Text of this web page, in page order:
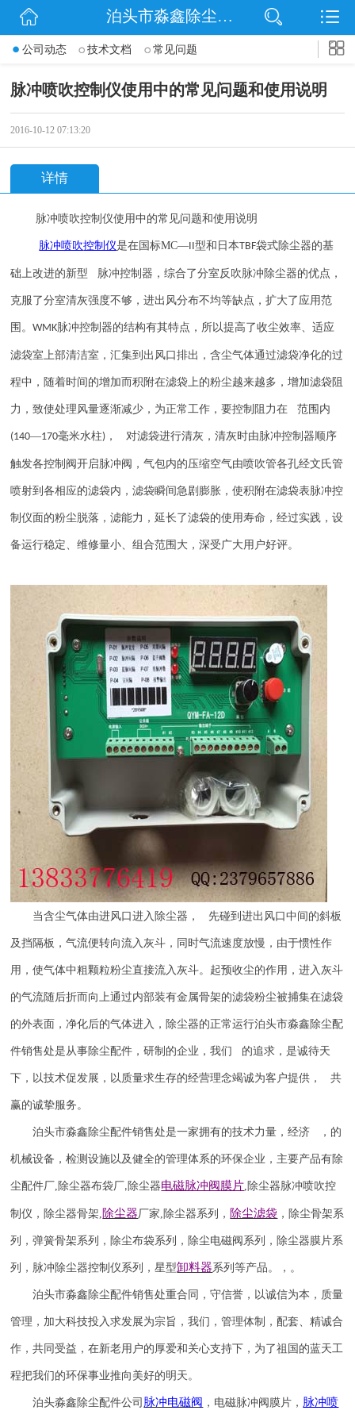
网站首页
公司动态
泊头市淼鑫除尘配件销售处
公司动态 技术文档 常见问题
脉冲喷吹控制仪使用中的常见问题和使用说明
2016-10-12 07:13:20
详情
脉冲喷吹控制仪使用中的常见问题和使用说明
脉冲喷吹控制仪是在国标MC—II型和日本TBF袋式除尘器的基
础上改进的新型 脉冲控制器，综合了分室反吹脉冲除尘器的优点，
克服了分室清灰强度不够，进出风分布不均等缺点，扩大了应用范
围。WMK脉冲控制器的结构有其特点，所以提高了收尘效率、适应
滤袋室上部清洁室，汇集到出风口排出，含尘气体通过滤袋净化的过
程中，随着时间的增加而积附在滤袋上的粉尘越来越多，增加滤袋阻
力，致使处理风量逐渐减少，为正常工作，要控制阻力在 范围内
(140—170毫米水柱) ， 对滤袋进行清灰，清灰时由脉冲控制器顺序
触发各控制阀开启脉冲阀，气包内的压缩空气由喷吹管各孔经文氏管
喷射到各相应的滤袋内，滤袋瞬间急剧膨胀，使积附在滤袋表脉冲控
制仪面的粉尘脱落，滤能力，延长了滤袋的使用寿命，经过实践，设
备运行稳定、维修量小、组合范围大，深受广大用户好评。
当含尘气体由进风口进入除尘器， 先碰到进出风口中间的斜板
及挡隔板，气流便转向流入灰斗，同时气流速度放慢，由于惯性作
用，使气体中粗颗粒粉尘直接流入灰斗。起预收尘的作用，进入灰斗
的气流随后折而向上通过内部装有金属骨架的滤袋粉尘被捕集在滤袋
的外表面，净化后的气体进入，除尘器的正常运行泊头市淼鑫除尘配
件销售处是从事除尘配件，研制的企业，我们 的追求，是诚待天
下，以技术促发展，以质量求生存的经营理念竭诚为客户提供， 共
赢的诚挚服务。
泊头市淼鑫除尘配件销售处是一家拥有的技术力量，经济 ，的
机械设备，检测设施以及健全的管理体系的环保企业，主要产品有除
尘配件厂, 除尘器布袋厂, 除尘器电磁脉冲阀膜片, 除尘器脉冲喷吹控
制仪 ， 除尘器骨架,除尘器厂家, 除尘器系列， 除尘滤袋 ，除尘骨架系
列，弹簧骨架系列，除尘布袋系列，除尘电磁阀系列，除尘器膜片系
列，脉冲除尘器控制仪系列，星型卸料器系列等产品。，。
泊头市淼鑫除尘配件销售处重合同，守信誉，以诚信为本，质量
管理，加大科技投入求发展为宗旨，我们，管理体制，配套、精诚合
作，共同受益，在新老用户的厚爱和关心支持下，为了祖国的蓝天工
程把我们的环保事业推向美好的明天。
泊头淼鑫除尘配件公司 脉冲电磁阀 ，电磁脉冲阀膜片， 脉冲喷